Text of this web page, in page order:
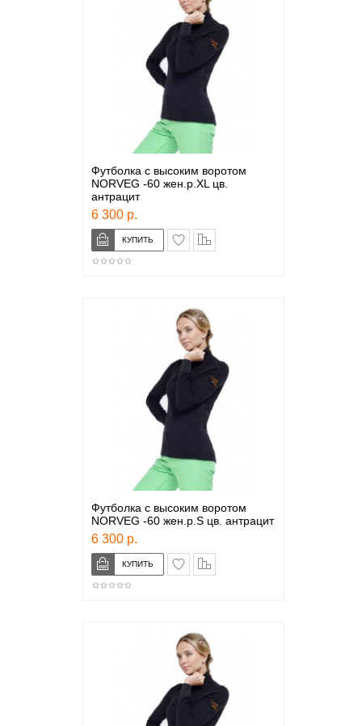
Футболка с высоким воротом
NORVEG -60 жен.р.XL цв.
антрацит
6 300 р.
в закладки
Футболка с высоким воротом
NORVEG -60 жен.р.S цв. антрацит
6 300 р.
в закладки